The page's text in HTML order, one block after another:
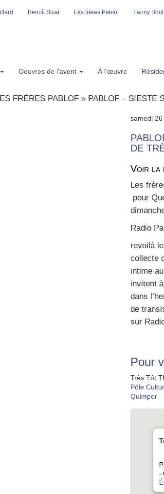
Benoît Sicat Les frères Pablof Fanny
Oeuvres de l’avent À l’œuvre
FRÈRES PABLOF » PABLOF – SIESTE
samedi
DE
Voir la
Les
pour
Radio
revoi­là
col­lecte
intime
invitent
dans
de
sur
Pour
Très Tôt
Pôle
Quimper
-